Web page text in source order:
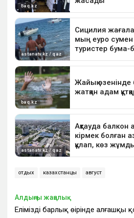
отдых казахстанцы август
Алдыңғы жаңалық
Еліміздің барлық өңірінде алғашқы